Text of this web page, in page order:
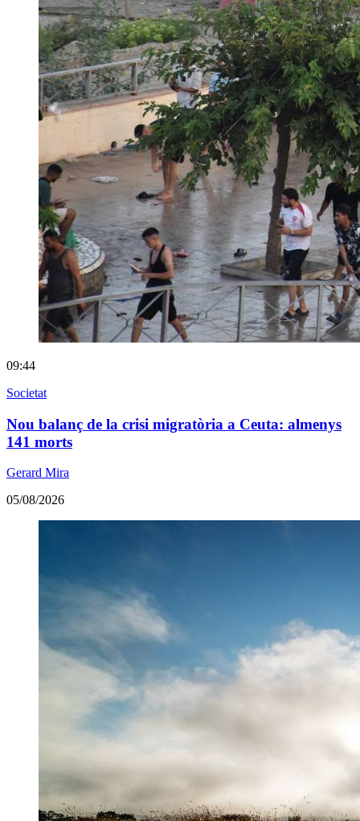
09:44
Societat
Nou balanç de la crisi migratòria a Ceuta: almenys
141 morts
Gerard Mira
05/08/2026